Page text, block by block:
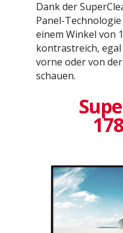
Dank der
Panel-
einem Winkel von
kontrastreich,
vorne oder von
schauen.